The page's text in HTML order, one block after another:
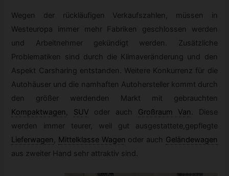
Wegen der rückläufigen Verkaufszahlen, müssen in
Westeuropa immer mehr Fabriken geschlossen werden
und Arbeitnehmer gekündigt werden. Zusätzliche
Problematiken sind durch die Klimaveränderung und den
Aspekt Carsharing entstanden. Weitere Konkurrenz für die
Autohäuser und die namhaften Autohersteller kommt durch
den größer werdenden Markt mit gebrauchten
Kompaktwagen , SUV oder auch Großraum Van. Diese
werden immer teurer, weil gut ausgestattete,gepflegte
Lieferwagen , Mittelklasse Wagen oder auch Geländewagen
aus zweiter Hand sehr attraktiv sind.